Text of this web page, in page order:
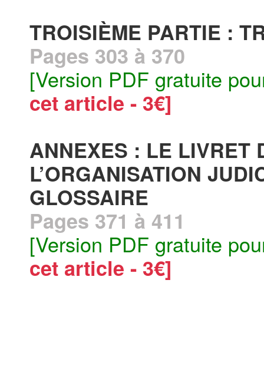
TROISIÈME PARTIE :
Pages 303 à 370
[Version PDF gratuite
cet article - 3€]
ANNEXES : LE LIVRET
L’ORGANISATION
GLOSSAIRE
Pages 371 à 411
[Version PDF gratuite
cet article - 3€]